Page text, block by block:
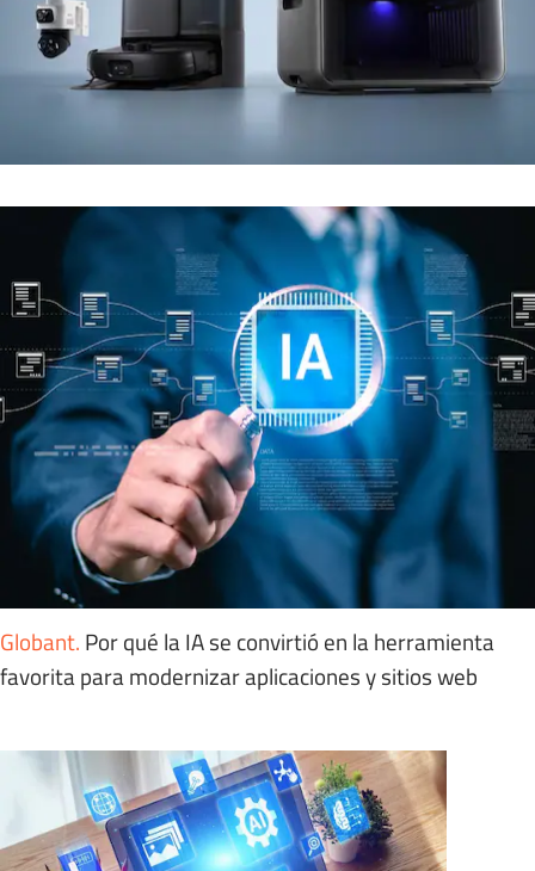
Globant. Por qué la IA se convirtió en la herramienta
favorita para modernizar aplicaciones y sitios web